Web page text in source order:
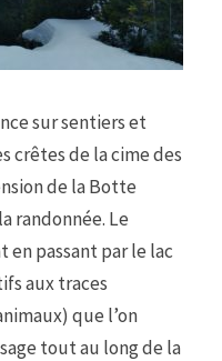
sur sentiers et
crêtes de la cime des
de la Botte
randonnée. Le
passant par le lac
aux traces
que l’on
tout au long de la